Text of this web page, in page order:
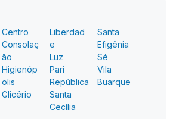
Centro
Consolaç
ão
Higienóp
olis
Glicério
Liberdad
e
Luz
Pari
República
Santa
Cecília
Santa
Efigênia
Sé
Vila
Buarque